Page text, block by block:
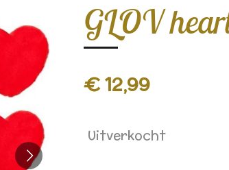
GLOV
€ 12,99
Uitverkocht